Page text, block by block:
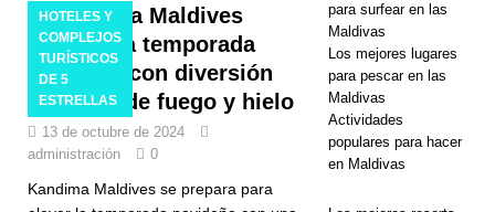
descuento y
traslados
gratuitos.
HOTELES Y
COMPLEJOS
TURÍSTICOS
DE 5
ESTRELLAS
Kandima Maldives
calienta la temporada
navideña con diversión
temática de fuego y hielo
13 de octubre de 2024
administración
0
Kandima Maldives se prepara para
para surfear en las
Maldivas
Los mejores lugares
para pescar en las
Maldivas
Actividades
populares para hacer
en Maldivas